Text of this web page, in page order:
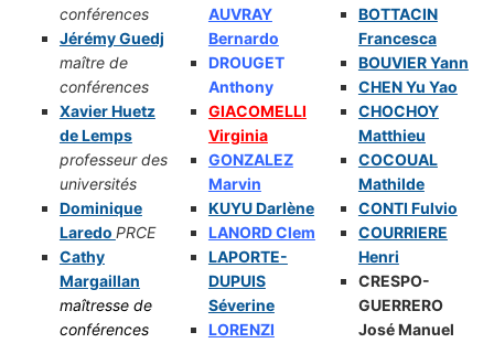
conférences
Jérémy Guedj
maître de
conférences
Xavier Huetz
de Lemps
professeur des
universités
Dominique
Laredo PRCE
Cathy
Margaillan
maîtresse de
conférences
AUVRAY
Bernardo
DROUGET
Anthony
GIACOMELLI
Virginia
GONZALEZ
Marvin
KUYU Darlène
LANORD Clem
LAPORTE-
DUPUIS
Séverine
LORENZI
BOTTACIN
Francesca
BOUVIER Yann
CHEN Yu Yao
CHOCHOY
Matthieu
COCOUAL
Mathilde
CONTI Fulvio
COURRIERE
Henri
CRESPO-
GUERRERO
José Manuel